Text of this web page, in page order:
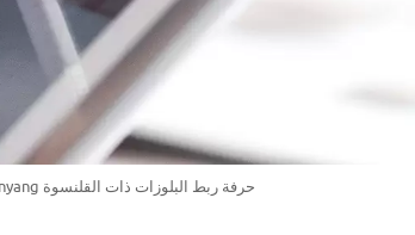
تباين الخياطة: كيف تتقن ملابس Pinyang حرفة ربط البلوزات ذات القلنسوة